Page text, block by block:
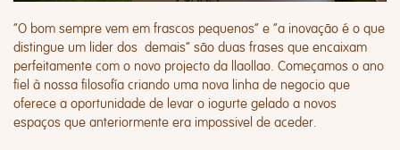
“O bom sempre vem em frascos pequenos” e “a inovação é o que
distingue um lider dos demais” são duas frases que encaixam
perfeitamente com o novo projecto da llaollao. Começamos o ano
fiel à nossa filosofía criando uma nova linha de negocio que
oferece a oportunidade de levar o iogurte gelado a novos
espaços que anteriormente era impossivel de aceder.